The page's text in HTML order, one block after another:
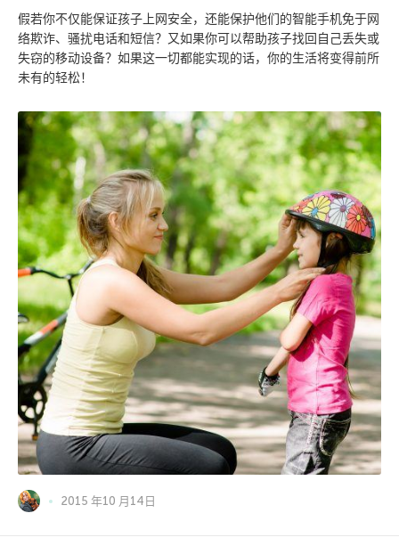
假若你不仅能保证孩子上网安全，还能保护他们的智能手机免于网
络欺诈、骚扰电话和短信？又如果你可以帮助孩子找回自己丢失或
失窃的移动设备？如果这一切都能实现的话，你的生活将变得前所
未有的轻松！
2015 年10 月14日